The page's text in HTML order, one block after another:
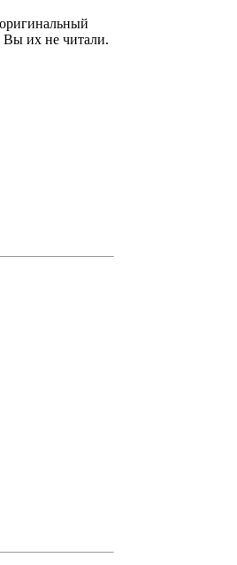
Вы их не читали.